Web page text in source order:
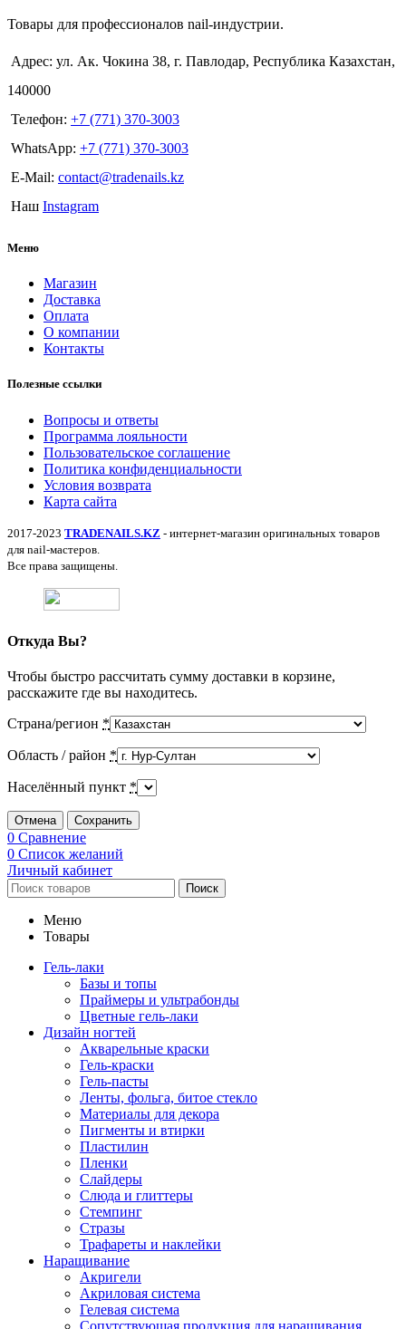
Товары для профессионалов nail-индустрии.
Адрес: ул. Ак. Чокина 38, г. Павлодар, Республика Казахстан,
140000
Телефон: +7 (771) 370-3003
WhatsApp: +7 (771) 370-3003
E-Mail: contact@tradenails.kz
Наш Instagram
Меню
Магазин
Доставка
Оплата
О компании
Контакты
Полезные ссылки
Вопросы и ответы
Программа лояльности
Пользовательское соглашение
Политика конфиденциальности
Условия возврата
Карта сайта
2017-2023 TRADENAILS.KZ - интернет-магазин оригинальных товаров
для nail-мастеров.
Все права защищены.
Откуда Вы?
Чтобы быстро рассчитать сумму доставки в корзине,
расскажите где вы находитесь.
Страна/регион *
Область / район *
Населённый пункт *
Отмена Сохранить
0 Сравнение
0 Список желаний
Личный кабинет
Поиск
Меню
Товары
Гель-лаки
Базы и топы
Праймеры и ультрабонды
Цветные гель-лаки
Дизайн ногтей
Акварельные краски
Гель-краски
Гель-пасты
Ленты, фольга, битое стекло
Материалы для декора
Пигменты и втирки
Пластилин
Пленки
Слайдеры
Слюда и глиттеры
Стемпинг
Стразы
Трафареты и наклейки
Наращивание
Акригели
Акриловая система
Гелевая система